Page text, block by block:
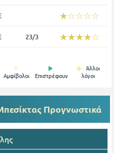
☆☆☆☆☆
★★★★★
23/3 ☆☆☆☆☆
★★★★★
Αμφίβολοι Επιστρέφουν
Άλλοι
λόγοι
Προγνωστικά